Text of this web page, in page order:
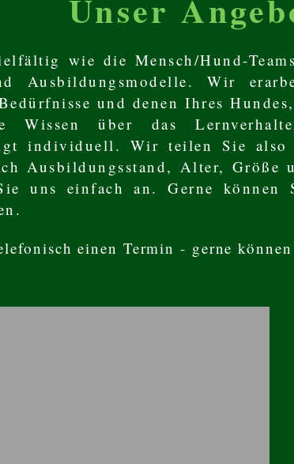
Unser
wie die Mensch/Hund-
Ausbildungsmodelle. Wir
und denen Ihres
Wissen über das
individuell. Wir teilen Sie also
Ausbildungsstand, Alter, Größe
uns einfach an. Gerne können
einen Termin - gerne